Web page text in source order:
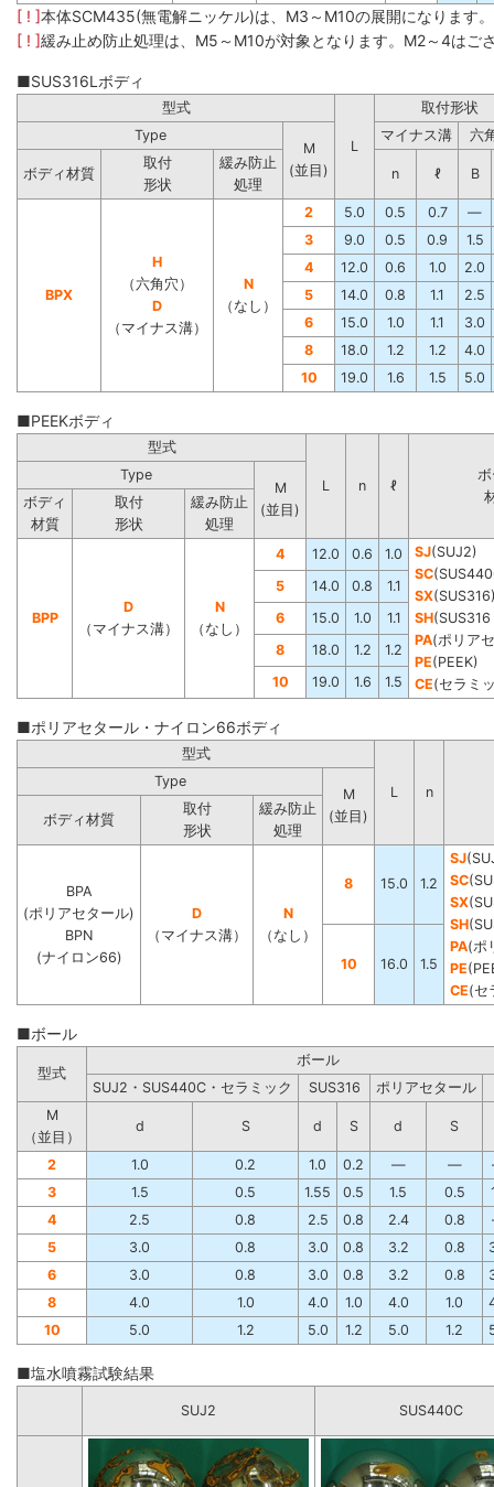
[ ! ]本体SCM435(無電解ニッケル)は、M3～M10の展開になります
[ ! ]緩み止め防止処理は、M5～M10が対象となります。M2～4はご
■SUS316Lボディ
型式
L
取付形状
Type
M
(並目)
マイナス溝 六
ボディ材質
取付
形状
緩み防止
処理
n ℓ B
BPX
H
（六角穴）
D
（マイナス溝）
N
（なし）
2 5.0 0.5 0.7
―
3
9.0 0.5 0.9
1.5
4
12.0 0.6 1.0
2.0
5
14.0 0.8 1.1
2.5
6
15.0 1.0 1.1
3.0
8
18.0 1.2 1.2
4.0
10
19.0 1.6 1.5 5.0
■PEEKボディ
型式
L n ℓ
Type
M
(並目)
ボディ
材質
取付
形状
緩み防止
処理
BPP
D
（マイナス溝）
N
（なし）
4 12.0 0.6 1.0 SJ(SUJ2)
SC
SX
SH
PA(ポリア
PE(PEEK)
CE(セラミ
5 14.0 0.8
1.1
6
15.0 1.0
1.1
8
18.0 1.2
1.2
10
19.0 1.6 1.5
■ポリアセタール・ナイロン66ボディ
型式
L n
Type
M
(並目)
ボディ材質
取付
形状
緩み防止
処理
BPA
(ポリアセタール)
BPN
(ナイロン66)
D
（マイナス溝）
N
（なし）
8 15.0 1.2
SJ
SC
SX
SH
PA(ポ
PE
CE(セ
10 16.0 1.5
■ボール
型式
ボール
SUJ2・SUS440C・セラミック
SUS316
ポリアセタール
M
（並目）
d S d S d S
2 1.0 0.2 1.0 0.2 ― ―
3
1.5 0.5 1.55 0.5 1.5 0.5
4
2.5 0.8 2.5 0.8 2.4 0.8
5
3.0 0.8 3.0 0.8 3.2 0.8
6
3.0 0.8 3.0 0.8 3.2 0.8
8
4.0 1.0 4.0 1.0 4.0 1.0
10
5.0 1.2 5.0 1.2 5.0 1.2
■塩水噴霧試験結果
SUJ2 SUS440C